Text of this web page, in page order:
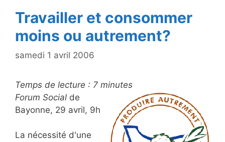
Travailler et consommer
moins ou autrement?
samedi 1 avril 2006
Temps de lecture : 7 minutes
Forum Social de
Bayonne, 29 avril, 9h
La nécessité d'une